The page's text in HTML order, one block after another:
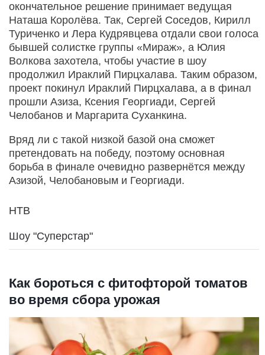
окончательное решение принимает ведущая
Наташа Королёва. Так, Сергей Соседов, Кирилл
Туриченко и Лера Кудрявцева отдали свои голоса
бывшей солистке группы «Мираж», а Юлия
Волкова захотела, чтобы участие в шоу
продолжил Ираклий Пирцхалава. Таким образом,
проект покинул Ираклий Пирцхалава, а в финал
прошли Азиза, Ксения Георгиади, Сергей
Челобанов и Маргарита Суханкина.
Вряд ли с такой низкой базой она сможет
претендовать на победу, поэтому основная
борьба в финале очевидно развернётся между
Азизой, Челобановым и Георгиади.
НТВ
Шоу "Суперстар"
Как бороться с фитофторой томатов
во время сбора урожая